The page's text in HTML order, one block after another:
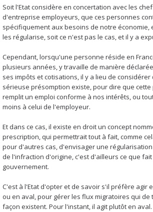
Soit l'Etat considère en concertation avec les
d'entreprise employeurs, que ces personnes
spécifiquement aux besoins de notre économie,
les régularise, soit ce n'est pas le cas, et il y a
Cependant, lorsqu'une personne réside en
plusieurs années, y travaille de manière
ses impôts et cotisations, il y a lieu de considérer
sérieuse présomption existe, pour dire que
remplit un emploi conforme à nos intérêts, ou
moins à celui de l'employeur.
Et dans ce cas, il existe en droit un concept
prescription, qui permettrait tout à fait, comme
pour d'autres cas, d'envisager une
de l'infraction d'origine, c'est d'ailleurs ce que fait
gouvernement.
C'est à l'Etat d'opter et de savoir s'il préfère agir
ou en aval, pour gérer les flux migratoires qui de
façon existent. Pour l'instant, il agit plutôt en aval.